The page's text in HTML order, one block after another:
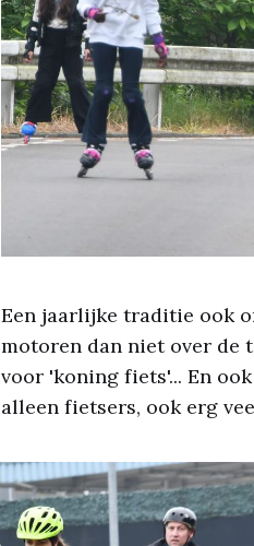
Een jaarlijke traditie ook
motoren dan niet over de
voor 'koning fiets'... En
alleen fietsers, ook erg